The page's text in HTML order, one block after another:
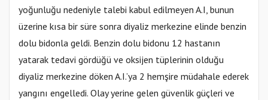
yoğunluğu nedeniyle talebi kabul edilmeyen A.I, bunun
üzerine kısa bir süre sonra diyaliz merkezine elinde benzin
dolu bidonla geldi. Benzin dolu bidonu 12 hastanın
yatarak tedavi gördüğü ve oksijen tüplerinin olduğu
diyaliz merkezine döken A.I.’ya 2 hemşire müdahale ederek
yangını engelledi. Olay yerine gelen güvenlik güçleri ve